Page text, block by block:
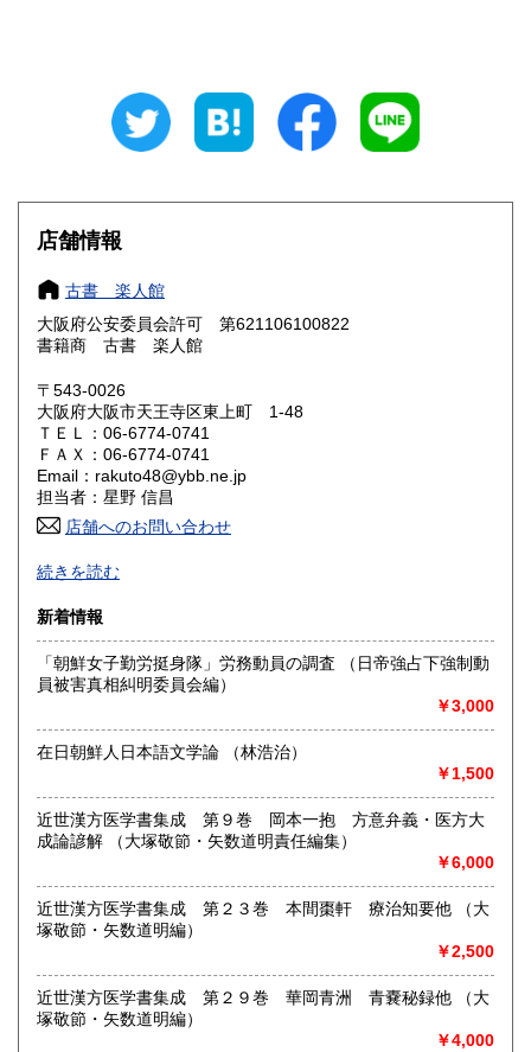
600円 三重県
大阪府
奈良県
鳥取県 600円 島根県
岡山県
山口県 600円
香川県 600円
高知県 600円
佐賀県
熊本県 600円 大分県 600円
宮崎県 600円
沖縄県 1,500円
店舗情報
古書 楽人館
大阪府公安委員会許可 第621106100822
書籍商 古書 楽人館
〒543-0026
大阪府大阪市天王寺区東上町 1-48
ＴＥＬ：06-6774-0741
ＦＡＸ：06-6774-0741
Email：rakuto48@ybb.ne.jp
担当者：星野 信昌
店舗へのお問い合わせ
朝鮮・中国の戦前資料を中心に学術書から一般書まで多数
漢方・鍼灸書,易学、囲碁・将棋本、美術書も多数陳列
沿線名：JR/近鉄/地下鉄
最寄駅：鶴橋駅(南へ3分) JRガード下
営業時間：PM1〜PM7 【年末年始休業期間】 2025年12
月30日(火)～ 2026年1月4日(日) 【営業再開日】 2026年1月5
日(月)より、通常営業いたします。 休業期間中も、「日本の
古本屋」他メールでのご注文は受け付けております。
定休日：定休日 毎週水曜日休みます。
書籍の買取について
買取大歓迎
取り扱い分野
哲学宗教、歴史、社会科学、美術工芸、古典籍、近代文献、
趣味、サブカルチャー、古書一般（その他）
続きを読む
新着情報
「朝鮮女子勤労挺身隊」労務動員の調査 （日帝強占下強制動
員被害真相糾明委員会編）
￥3,000
在日朝鮮人日本語文学論 （林浩治）
￥1,500
近世漢方医学書集成 第９巻 岡本一抱 方意弁義・医方大
成論諺解 （大塚敬節・矢数道明責任編集）
￥6,000
近世漢方医学書集成 第２３巻 本間棗軒 療治知要他 （大
塚敬節・矢数道明編）
￥2,500
近世漢方医学書集成 第２９巻 華岡青洲 青嚢秘録他 （大
塚敬節・矢数道明編）
￥4,000